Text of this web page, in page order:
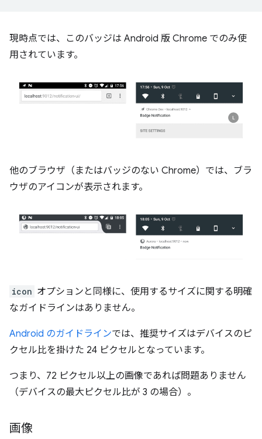
現時点では、このバッジは Android 版 Chrome でのみ使
用されています。
他のブラウザ（またはバッジのない Chrome）では、ブラ
ウザのアイコンが表示されます。
icon オプションと同様に、使用するサイズに関する明確
なガイドラインはありません。
Android のガイドラインでは、推奨サイズはデバイスのピ
クセル比を掛けた 24 ピクセルとなっています。
つまり、72 ピクセル以上の画像であれば問題ありません
（デバイスの最大ピクセル比が 3 の場合）。
画像